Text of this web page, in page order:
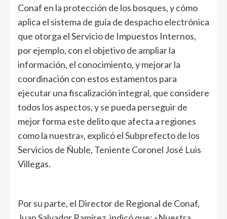
Conaf en la protección de los bosques, y cómo
aplica el sistema de guía de despacho electrónica
que otorga el Servicio de Impuestos Internos,
por ejemplo, con el objetivo de ampliar la
información, el conocimiento, y mejorar la
coordinación con estos estamentos para
ejecutar una fiscalización integral, que considere
todos los aspectos, y se pueda perseguir de
mejor forma este delito que afecta a regiones
como la nuestra», explicó el Subprefecto de los
Servicios de Ñuble, Teniente Coronel José Luis
Villegas.
Por su parte, el Director de Regional de Conaf,